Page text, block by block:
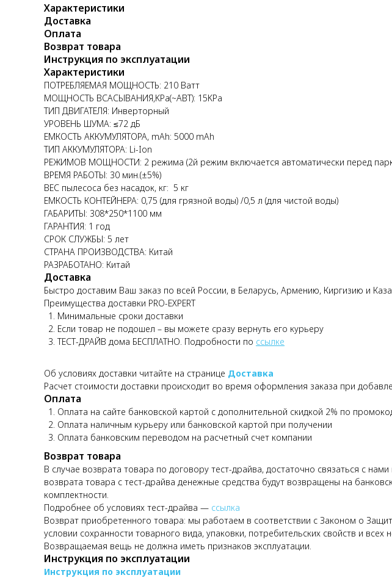
Характеристики
Доставка
Оплата
Возврат товара
Инструкция по эксплуатации
Характеристики
ПОТРЕБЛЯЕМАЯ МОЩНОСТЬ: 210 Ватт
МОЩНОCТЬ ВСАСЫВАНИЯ,KPa(~АВТ): 15KPa
ТИП ДВИГАТЕЛЯ: Инверторный
УРОВЕНЬ ШУМА: ≤72 дБ
ЕМКОСТЬ АККУМУЛЯТОРА, mAh: 5000 mAh
ТИП АККУМУЛЯТОРА: Li-Ion
РЕЖИМОВ МОЩНОСТИ: 2 режима (2й режим включается автоматически перед
ВРЕМЯ РАБОТЫ: 30 мин.(±5%)
ВЕС пылесоса без насадок, кг: 5 кг
ЕМКОСТЬ КОНТЕЙНЕРА: 0,75 (для грязной воды) /0,5 л (для чистой воды)
ГАБАРИТЫ: 308*250*1100 мм
ГАРАНТИЯ: 1 год
СРОК СЛУЖБЫ: 5 лет
СТРАНА ПРОИЗВОДСТВА: Китай
РАЗРАБОТАНО: Китай
Доставка
Быстро доставим Ваш заказ по всей России, в Беларусь, Армению, Киргизию и
Преимущества доставки PRO-EXPERT
Минимальные сроки доставки
Если товар не подошел – вы можете сразу вернуть его курьеру
ТЕСТ-ДРАЙВ дома БЕСПЛАТНО. Подробности по ссылке
Об условиях доставки читайте на странице Доставка
Расчет стоимости доставки происходит во время оформления заказа при
Оплата
Оплата на сайте банковской картой с дополнительной скидкой 2% по
Оплата наличным курьеру или банковской картой при получении
Оплата банковским переводом на расчетный счет компании
Возврат товара
В случае возврата товара по договору тест-драйва, достаточно связаться с
возврата товара с тест-драйва денежные средства будут возвращены на
комплектности.
Подробнее об условиях тест-драйва — ссылка
Возврат приобретенного товара: мы работаем в соответствии с Законом о
условии сохранности товарного вида, упаковки, потребительских свойств и
Возвращаемая вещь не должна иметь признаков эксплуатации.
Инструкция по эксплуатации
Инструкция по эксплуатации